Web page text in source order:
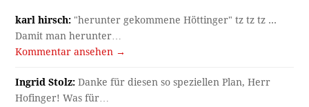
karl hirsch: "herunter gekommene Höttinger" tz tz tz ...
Damit man herunter…
Kommentar ansehen →
Ingrid Stolz: Danke für diesen so speziellen Plan, Herr
Hofinger! Was für…